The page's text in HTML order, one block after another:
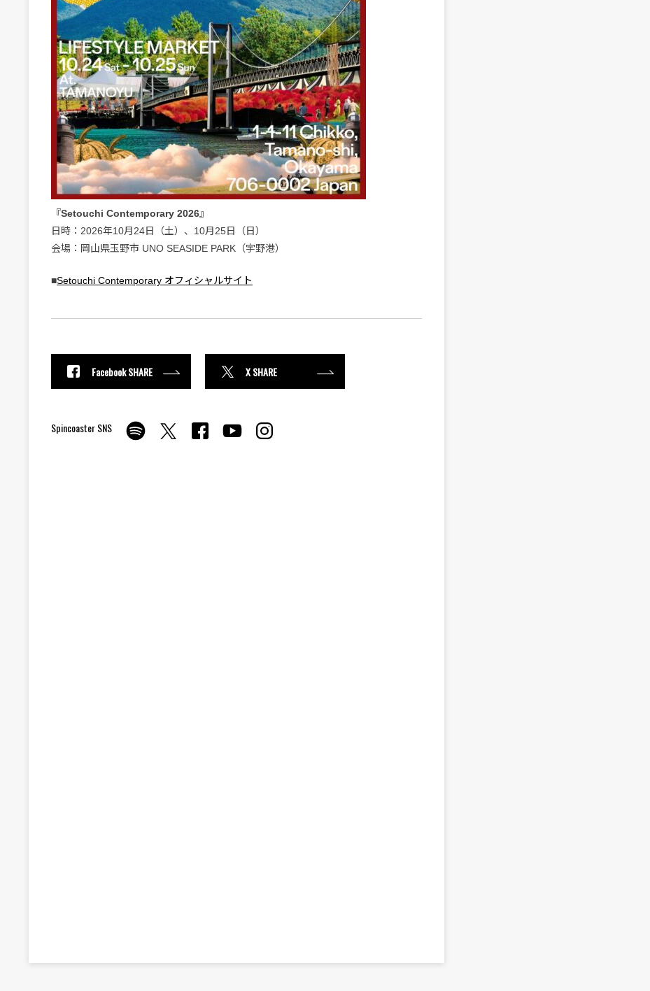
『Setouchi Contemporary 2026』
日時：2026年10月24日（土）、10月25日（日）
会場：岡山県玉野市 UNO SEASIDE PARK（宇野港）
■Setouchi Contemporary オフィシャルサイト
Facebook SHARE X SHARE
Spincoaster SNS